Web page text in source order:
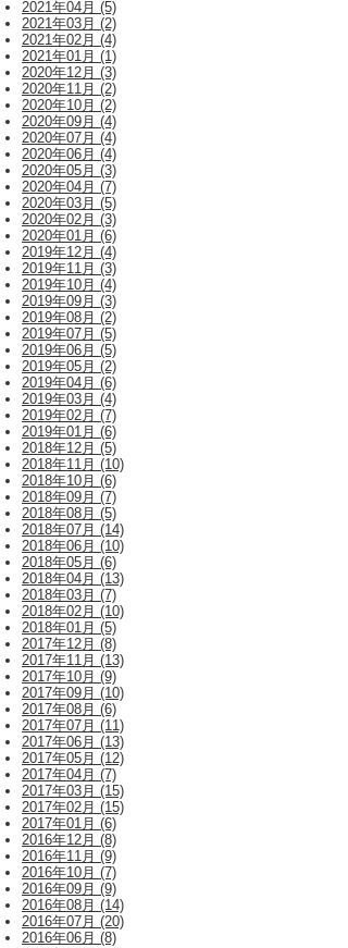
2021年04月 (5)
2021年03月 (2)
2021年02月 (4)
2021年01月 (1)
2020年12月 (3)
2020年11月 (2)
2020年10月 (2)
2020年09月 (4)
2020年07月 (4)
2020年06月 (4)
2020年05月 (3)
2020年04月 (7)
2020年03月 (5)
2020年02月 (3)
2020年01月 (6)
2019年12月 (4)
2019年11月 (3)
2019年10月 (4)
2019年09月 (3)
2019年08月 (2)
2019年07月 (5)
2019年06月 (5)
2019年05月 (2)
2019年04月 (6)
2019年03月 (4)
2019年02月 (7)
2019年01月 (6)
2018年12月 (5)
2018年11月 (10)
2018年10月 (6)
2018年09月 (7)
2018年08月 (5)
2018年07月 (14)
2018年06月 (10)
2018年05月 (6)
2018年04月 (13)
2018年03月 (7)
2018年02月 (10)
2018年01月 (5)
2017年12月 (8)
2017年11月 (13)
2017年10月 (9)
2017年09月 (10)
2017年08月 (6)
2017年07月 (11)
2017年06月 (13)
2017年05月 (12)
2017年04月 (7)
2017年03月 (15)
2017年02月 (15)
2017年01月 (6)
2016年12月 (8)
2016年11月 (9)
2016年10月 (7)
2016年09月 (9)
2016年08月 (14)
2016年07月 (20)
2016年06月 (8)